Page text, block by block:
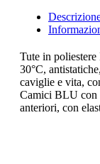
Tute in
30°C,
caviglie e vita,
Camici BLU con
anteriori, con